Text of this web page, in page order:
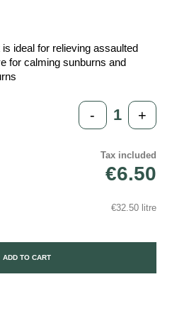
ideal for relieving assaulted
for calming sunburns and
- +
Tax included
€6.50
€32.50 litre
ADD TO CART